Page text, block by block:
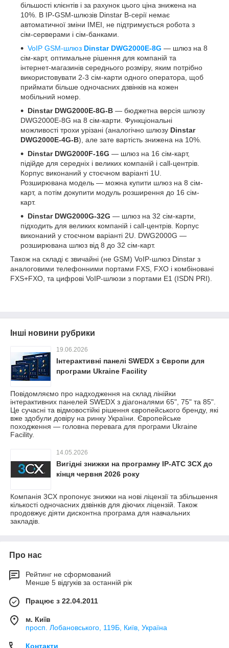
більшості клієнтів і за рахунок цього ціна знижена на
10%. В IP-GSM-шлюзів Dinstar B-серії немає
автоматичної зміни IMEI, не підтримується робота з
сім-серверами і сім-банками.
VoIP GSM-шлюз Dinstar DWG2000E-8G ― шлюз на 8
сім-карт, оптимальне рішення для компаній та
інтернет-магазинів середнього розміру, яким потрібно
використовувати 2-3 сім-карти одного оператора, щоб
приймати більше одночасних дзвінків на кожен
мобільний номер.
Dinstar DWG2000E-8G-B ― бюджетна версія шлюзу
DWG2000E-8G на 8 сім-карти. Функціональні
можливості трохи урізані (аналогічно шлюзу Dinstar
DWG2000E-4G-B), але зате вартість знижена на 10%.
Dinstar DWG2000F-16G ― шлюз на 16 сім-карт,
підійде для середніх і великих компаній і call-центрів.
Корпус виконаний у стоєчном варіанті 1U.
Розширювана модель ― можна купити шлюз на 8 сім-
карт, а потім докупити модуль розширення до 16 сім-
карт.
Dinstar DWG2000G-32G ― шлюз на 32 сім-карти,
підходить для великих компаній і call-центрів. Корпус
виконаний у стоєчном варіанті 2U. DWG2000G ―
розширювана шлюз від 8 до 32 сім-карт.
Також на складі є звичайні (не GSM) VoIP-шлюз Dinstar з
аналоговими телефонними портами FXS, FXO і комбіновані
FXS+FXO, та цифрові VoIP-шлюзи з портами Е1 (ISDN PRI).
Інші новини рубрики
19.06.2026
Інтерактивні панелі SWEDX з Європи для
програми Ukraine Facility
Повідомляємо про надходження на склад лінійки
інтерактивних панелей SWEDX з діагоналями 65", 75" та 85".
Це сучасні та відмовостійкі рішення європейського бренду, які
вже здобули довіру на ринку України. Європейське
походження — головна перевага для програми Ukraine
Facility.
14.05.2026
Вигідні знижки на програмну IP‑АТС 3CX до
кінця червня 2026 року
Компанія 3CX пропонує знижки на нові ліцензії та збільшення
кількості одночасних дзвінків для діючих ліцензій. Також
продовжує діяти дисконтна програма для навчальних
закладів.
Про нас
Рейтинг не сформований
Менше 5 відгуків за останній рік
Працює з 22.04.2011
м. Київ
просп. Лобановського, 119Б, Київ, Україна
Контакти